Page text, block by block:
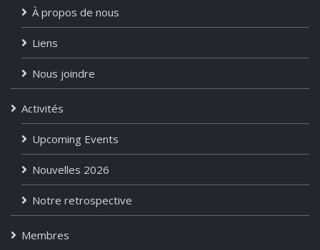
À propos de nous
Liens
Nous joindre
Activités
Upcoming Events
Nouvelles 2026
Notre retrospective
Membres